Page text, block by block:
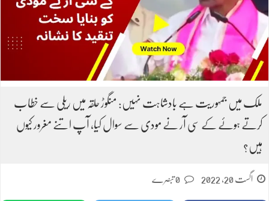
ملک میں جمہوریت ہے بادشاہت نہیں: منگوڑ حلقہ میں ریلی سے خطاب
کرتے ہوئے کے سی آر نے مودی سے سوال کیا، آپ اتنے مغرور کیوں
ہیں؟
اگست 20, 2022